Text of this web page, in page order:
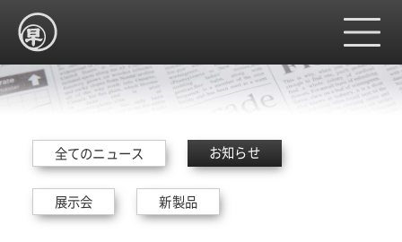
ホーム
製品紹介
全てのニュース お知らせ
展示会 新製品